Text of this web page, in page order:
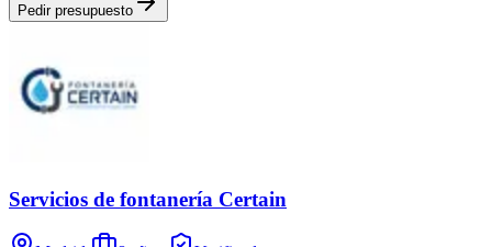
Pedir presupuesto
Servicios de fontanería Certain